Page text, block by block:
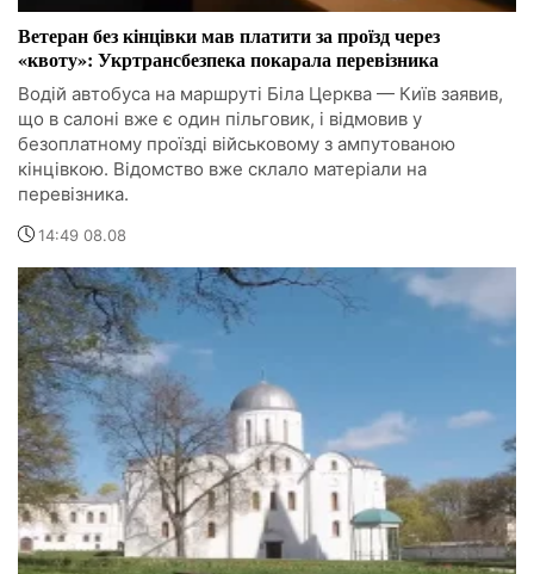
Ветеран без кінцівки мав платити за проїзд через
«квоту»: Укртрансбезпека покарала перевізника
Водій автобуса на маршруті Біла Церква — Київ заявив,
що в салоні вже є один пільговик, і відмовив у
безоплатному проїзді військовому з ампутованою
кінцівкою. Відомство вже склало матеріали на
перевізника.
14:49 08.08